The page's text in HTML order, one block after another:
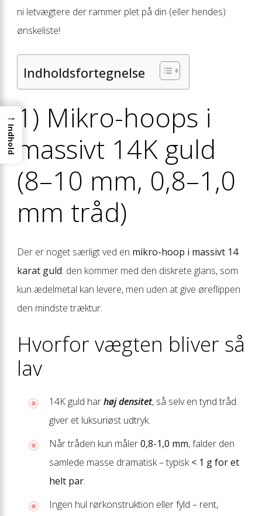
ni letvægtere der rammer plet på din (eller hendes)
ønskeliste!
Indholdsfortegnelse
1) Mikro-hoops i
massivt 14K guld
(8–10 mm, 0,8–1,0
mm tråd)
Der er noget særligt ved en mikro-hoop i massivt 14
karat guld: den kommer med den diskrete glans, som
kun ædelmetal kan levere, men uden at give øreflippen
den mindste træktur.
Hvorfor vægten bliver så
lav
14K guld harhøj densitet, så selv en tynd tråd
giver et luksuriøst udtryk.
Når tråden kun måler0,8-1,0 mm, falder den
samlede masse dramatisk – typisk< 1 g for et
helt par.
Ingen hul rørkonstruktion eller fyld – rent,
→
Indhold